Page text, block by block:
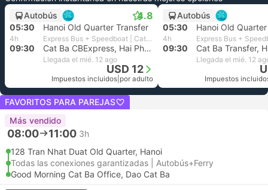
Autobús
4.8
05:30 Hanoi Old Quarter Transfer
4h Express Bus + Speedboat | Cat Ba Express
09:30 Cat Ba CBExpress, Hai Phong
Llegada el mié. 12 ago
USD 12
Impuestos incluidos por adulto
Autobús
05:30
Hanoi Old
4h
09:30 Cat Ba Transfer,
Llegada el mié. 12
Impuestos
FAVORITOS PARA PAREJAS
Más vendido
08:00 11:00 3h
128 Tran Nhat Duat Old Quarter, Hanoi
Todas las conexiones garantizadas | Autobús+Ferry
Good Morning Cat Ba Office, Dao Cat Ba